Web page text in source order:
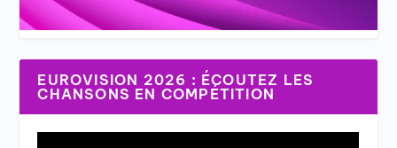
EUROVISION 2026 : ÉCOUTEZ LES
CHANSONS EN COMPÉTITION